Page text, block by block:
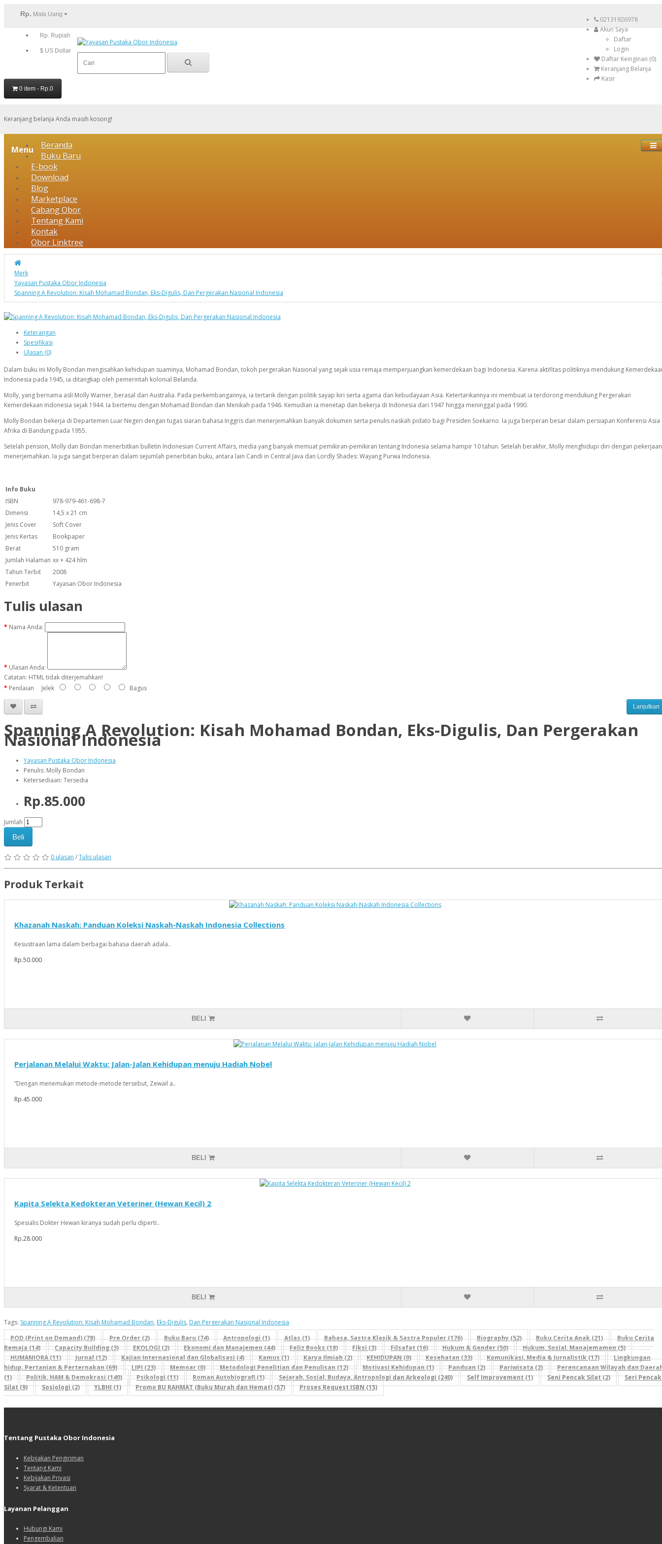
Rp. Mata Uang
Rp. Rupiah
$ US Dollar
02131926978
Akun Saya
Daftar
Login
Daftar Keinginan (0)
Keranjang Belanja
Kasir
0 item - Rp.0
Keranjang belanja Anda masih kosong!
Menu
Beranda
Buku Baru
E-book
Download
Blog
Marketplace
Cabang Obor
Tentang Kami
Kontak
Obor Linktree
Merk
Yayasan Pustaka Obor Indonesia
Spanning A Revolution: Kisah Mohamad Bondan, Eks-Digulis, Dan Pergerakan Nasional Indonesia
Keterangan
Spesifikasi
Ulasan (0)
Dalam buku ini Molly Bondan mengisahkan kehidupan suaminya, Mohamad Bondan, tokoh pergerakan Nasional yang sejak usia remaja memperjuangkan kemerdekaan bagi Indonesia. Karena aktifitas politiknya mendukung
Indonesia pada 1945, ia ditangkap oleh pemerintah kolonial Belanda.
Molly, yang bernama asli Molly Warner, berasal dari Australia. Pada perkembangannya, ia tertarik dengan politik sayap kiri serta agama dan kebudayaan Asia. Ketertarikannya ini membuat ia terdorong mendukung Pergerakan
Kemerdekaan Indonesia sejak 1944. Ia bertemu dengan Mohamad Bondan dan Menikah pada 1946. Kemudian ia menetap dan bekerja di Indonesia dari 1947 hingga meninggal pada 1990.
Molly Bondan bekerja di Departemen Luar Negeri dengan tugas siaran bahasa Inggris dan menerjemahkan banyak dokumen serta penulis naskah pidato bagi Presiden Soekarno. Ia juga berperan besar dalam persiapan Konferensi Asia
Afrika di Bandung pada 1955.
Setelah pension, Molly dan Bondan menerbitkan bulletin Indonesian Current Affairs, media yang banyak memuat pemikiran-pemikiran tentang Indonesia selama hampir 10 tahun. Setelah berakhir, Molly menghidupi diri dengan pekerjaan
menerjemahkan. Ia juga sangat berperan dalam sejumlah penerbitan buku, antara lain Candi in Central Java dan Lordly Shades: Wayang Purwa Indonesia.
Info Buku
ISBN
978-979-461-698-7
Dimensi
14,5 x 21 cm
Jenis Cover
Soft Cover
Jenis Kertas
Bookpaper
Berat
510 gram
Jumlah Halaman xx + 424 hlm
Tahun Terbit
2008
Penerbit
Yayasan Obor Indonesia
Tulis ulasan
Nama Anda:
Ulasan Anda:
Catatan: HTML tidak diterjemahkan!
Penilaian Jelek Bagus
Lanjutkan
Spanning A Revolution: Kisah Mohamad Bondan, Eks-Digulis, Dan Pergerakan
Nasional Indonesia
Yayasan Pustaka Obor Indonesia
Penulis: Molly Bondan
Ketersediaan: Tersedia
Rp.85.000
Jumlah
Beli
0 ulasan /Tulis ulasan
Produk Terkait
Khazanah Naskah: Panduan Koleksi Naskah-Naskah Indonesia Collections
Kesustraan lama dalam berbagai bahasa daerah adala..
Rp.50.000
BELI
Perjalanan Melalui Waktu: Jalan-Jalan Kehidupan menuju Hadiah Nobel
“Dengan menemukan metode-metode tersebut, Zewail a..
Rp.45.000
BELI
Kapita Selekta Kedokteran Veteriner (Hewan Kecil) 2
Spesialis Dokter Hewan kiranya sudah perlu diperti..
Rp.28.000
BELI
Tags: Spanning A Revolution: Kisah Mohamad Bondan, Eks-Digulis, Dan Pergerakan Nasional Indonesia
POD (Print on Demand) (78)
Pre Order (2) Buku Baru (74) Antropologi (1) Atlas (1) Bahasa, Sastra Klasik & Sastra Populer (176) Biography (52) Buku Cerita Anak (21)
Buku Cerita
Remaja (14)
Capacity Building (3) EKOLOGI (2) Ekonomi dan Manajemen (44) Feliz Books (18) Fiksi (3) Filsafat (16) Hukum & Gender (50)
Hukum, Sosial, Manajemamen (5)
HUMANIORA (11)
Jurnal (12) Kajian Internasional dan Globalisasi (4) Kamus (1) Karya Ilmiah (2) KEHIDUPAN (0) Kesehatan (33) Komunikasi, Media & Jurnalistik (17)
Lingkungan
hidup, Pertanian & Perternakan (69)
LIPI (23) Memoar (0) Metodologi Penelitian dan Penulisan (12) Motivasi Kehidupan (1) Panduan (2) Pariwisata (2)
Perencanaan Wilayah dan
(1)
Politik, HAM & Demokrasi (140) Psikologi (11) Roman Autobiografi (1) Sejarah, Sosial, Budaya, Antropologi dan Arkeologi (240) Self Improvement (1) Seni Pencak Silat (2)
Seri Pencak
Silat (9)
Sosiologi (2) YLBHI (1) Promo BU RAHMAT (Buku Murah dan Hemat) (57) Proses Request ISBN (15)
Tentang Pustaka Obor Indonesia
Kebijakan Pengiriman
Tentang Kami
Kebijakan Privasi
Syarat & Ketentuan
Layanan Pelanggan
Hubungi Kami
Pengembalian